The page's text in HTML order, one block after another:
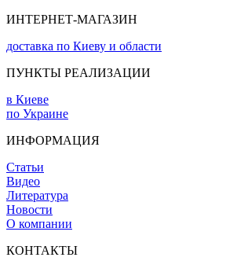
ИНТЕРНЕТ-МАГАЗИН
доставка по Киеву и области
ПУНКТЫ РЕАЛИЗАЦИИ
в Киеве
по Украине
ИНФОРМАЦИЯ
Статьи
Видео
Литература
Новости
О компании
КОНТАКТЫ